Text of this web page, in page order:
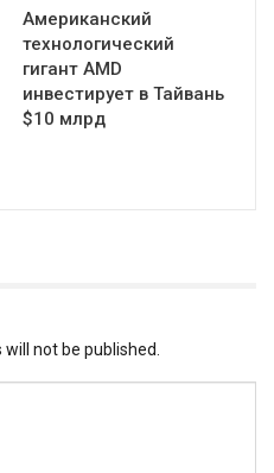
Американский
технологический
гигант AMD
инвестирует в Тайвань
$10 млрд
not be published.